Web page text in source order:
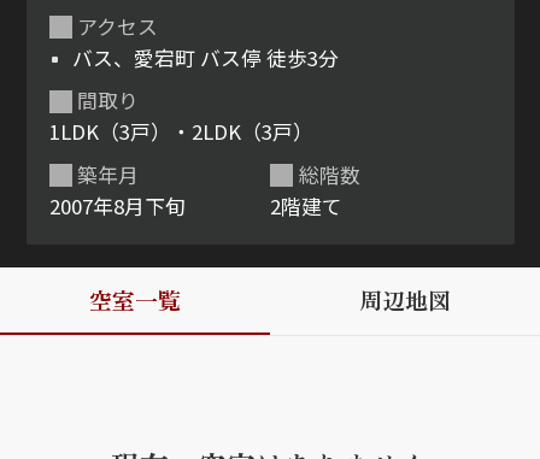
シャーメゾンとは
ン
ルームツアー 動画ギャラリー
アクセス
バス、愛宕町 バス停 徒歩3分
築年月
2007年8月下旬
間取り
1LDK（3戸）・2LDK（3戸）
総階数
2階建て
空室一覧 周辺地図